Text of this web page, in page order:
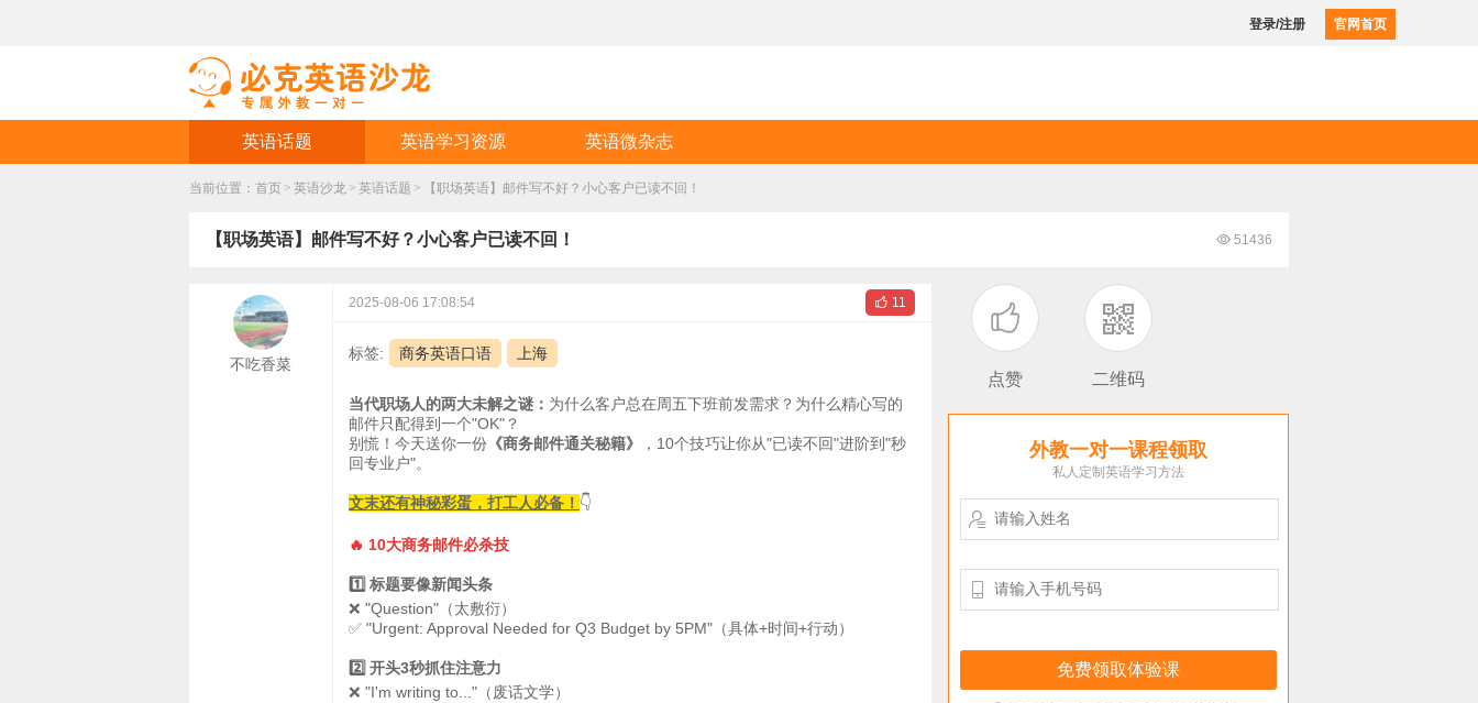
登录/注册 官网首页
英语话题 英语学习资源 英语微杂志
当前位置： 首页 > 英语沙龙 > 英语话题 > 【职场英语】邮件写不好？小心客户已读不回！
 51436
【职场英语】邮件写不好？小心客户已读不回！

点赞 二维码
外教一对一课程领取
私人定制英语学习方法


不吃香菜
 11
2025-08-06 17:08:54
标签: 商务英语口语 上海
当代职场人的两大未解之谜： 为什么客户总在周五下班前发需求？为什么精心写的
邮件只配得到一个"OK"？
别慌！今天送你一份 《商务邮件通关秘籍》
，10个技巧让你从"已读不回"进阶到"秒
回专业户"。
文末还有神秘彩蛋，打工人必备！ 👇
🔥 10大商务邮件必杀技
1️⃣ 标题要像新闻头条
❌ "Question"（太敷衍）
✅ "Urgent: Approval Needed for Q3 Budget by 5PM"（具体+时间+行动）
2️⃣ 开头3秒抓住注意力
❌ "I'm writing to..."（废话文学）